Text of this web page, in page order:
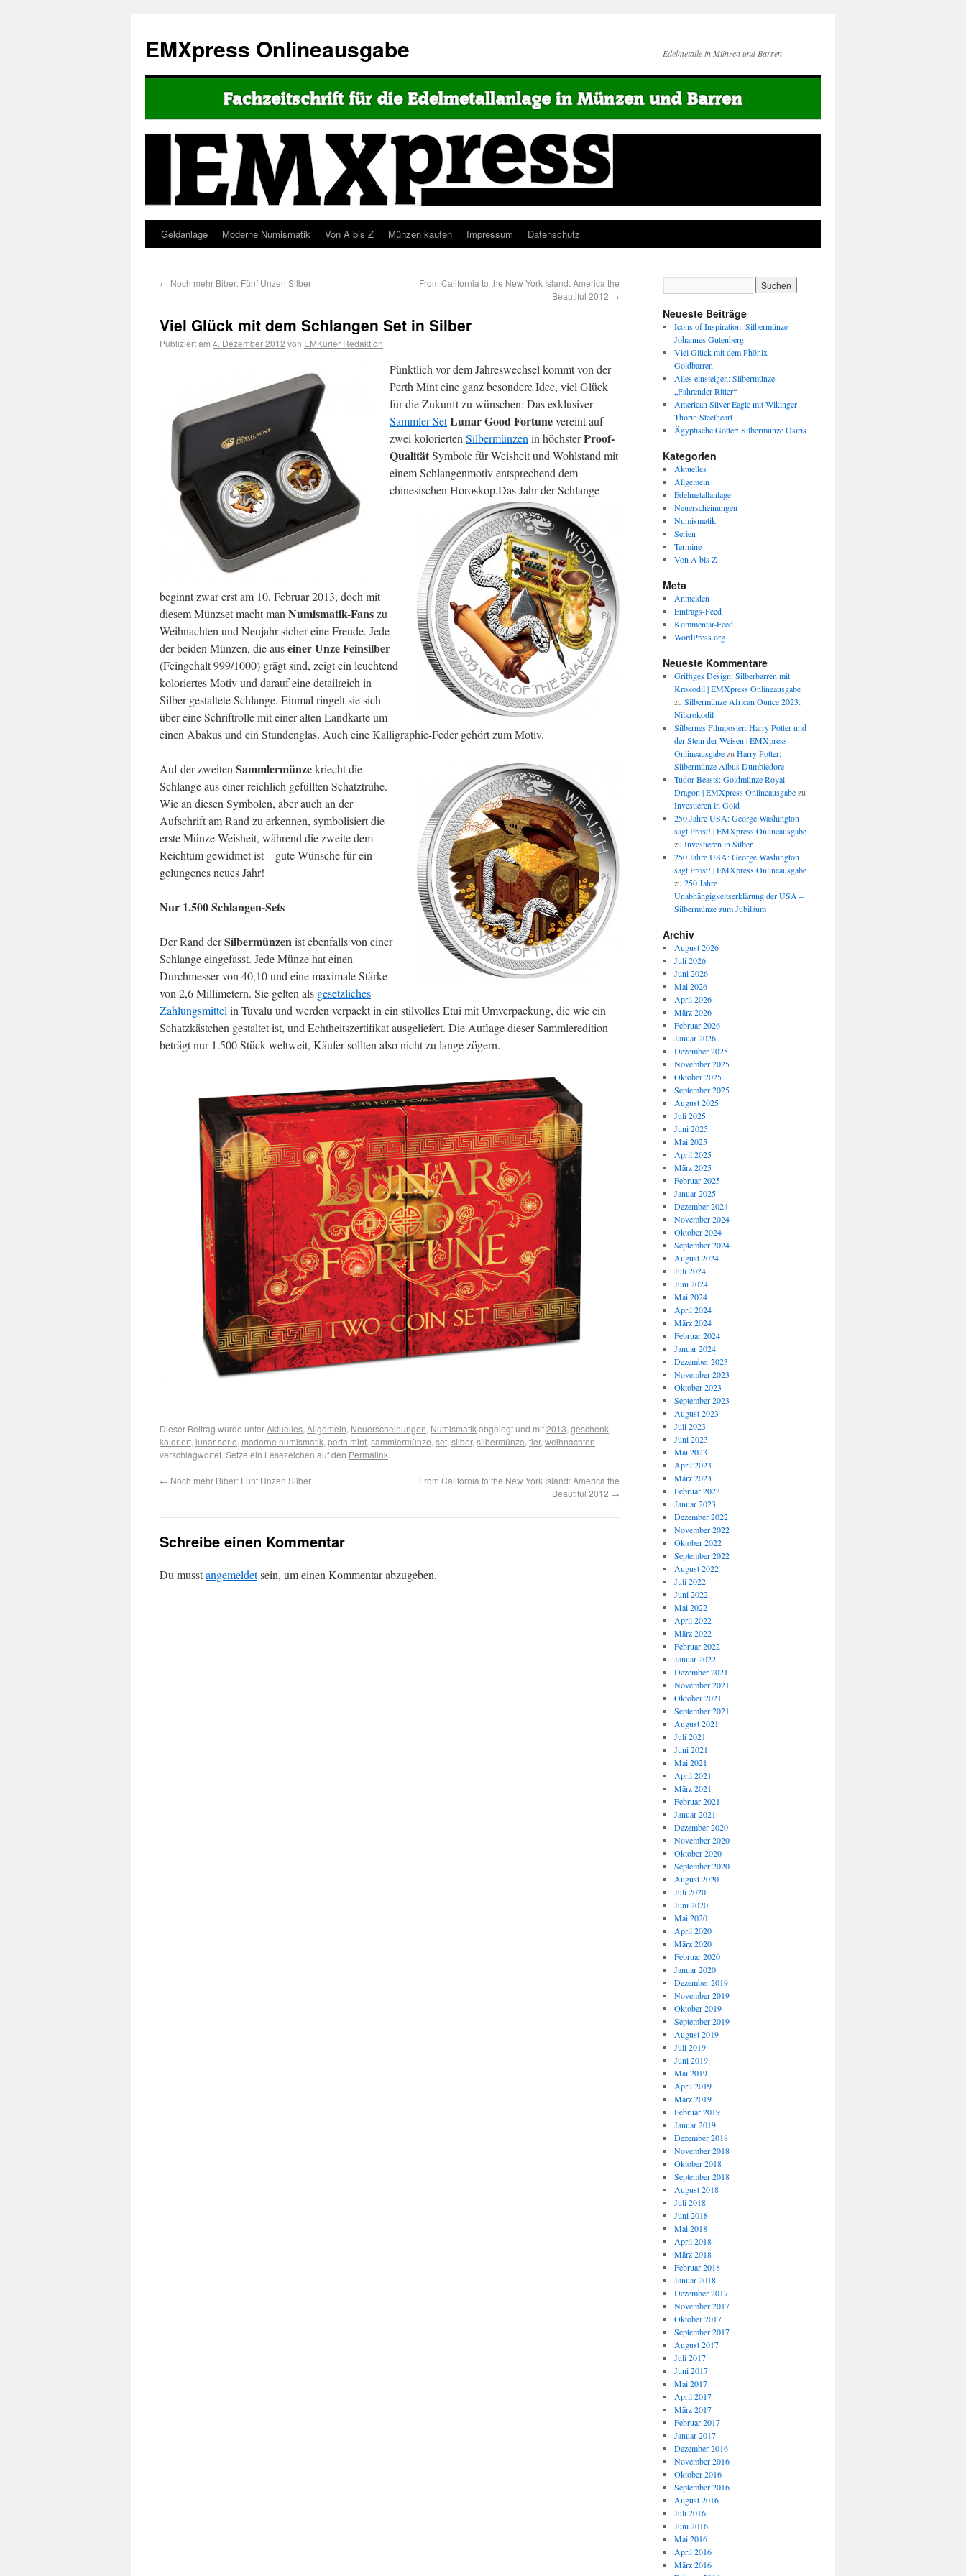
EMXpress Onlineausgabe Edelmetalle in Münzen und Barren
Geldanlage Moderne Numismatik Von A bis Z Münzen kaufen Impressum Datenschutz
← Noch mehr Biber: Fünf Unzen Silber
From California to the New York Island: America the
Beautiful 2012 →
Viel Glück mit dem Schlangen Set in Silber
Publiziert am 4. Dezember 2012 von EMKurier Redaktion
Pünktlich vor dem Jahreswechsel kommt von der
Perth Mint eine ganz besondere Idee, viel Glück
für die Zukunft zu wünschen: Das exklusiver
Sammler-SetLunar Good Fortunevereint auf
zwei kolorierten Silbermünzen in höchsterProof-
QualitätSymbole für Weisheit und Wohlstand mit
einem Schlangenmotiv entsprechend dem
chinesischen Horoskop.Das Jahr der Schlange
beginnt zwar erst am 10. Februar 2013, doch mit
diesem Münzset macht man Numismatik-Fanszu
Weihnachten und Neujahr sicher eine Freude. Jede
der beiden Münzen, die auseiner Unze Feinsilber
(Feingehalt 999/1000) grägt sind, zeigt ein leuchtend
koloriertes Motiv und darauf eine detailreich in
Silber gestaltete Schlange. Einmal ringelt sie sich
über eine Schriftrolle mit einer alten Landkarte um
einen Abakus und ein Stundenglas. Auch eine Kalligraphie-Feder gehört zum Motiv.
Auf der zweiten Sammlermünzekriecht die
Schlange aus einer reichlich gefüllten Schatztruhe.
Wie an diesen Symbolen, aber auch an der
Aufschrift am Rand zu erkennen, symbolisiert die
erste Münze Weisheit, während die zweite dem
Reichtum gewidmet ist – gute Wünsche für ein
gelungenes neues Jahr!
Nur 1.500 Schlangen-Sets
Der Rand derSilbermünzenist ebenfalls von einer
Schlange eingefasst. Jede Münze hat einen
Durchmesser von 40,10 und eine maximale Stärke
von 2,6 Millimetern. Sie gelten als gesetzliches
Zahlungsmittel in Tuvalu und werden verpackt in ein stilvolles Etui mit Umverpackung, die wie ein
Schatzkästchen gestaltet ist, und Echtheitszertifikat ausgeliefert. Die Auflage dieser Sammleredition
beträgt nur 1.500 Stück weltweit, Käufer sollten also nicht zu lange zögern.
Dieser Beitrag wurde unterAktuelles, Allgemein, Neuerscheinungen, Numismatikabgelegt und mit2013, geschenk,
koloriert, lunar serie, moderne numismatik, perth mint, sammlermünze, set, silber, silbermünze, tier, weihnachten
verschlagwortet. Setze ein Lesezeichen auf den Permalink.
← Noch mehr Biber: Fünf Unzen Silber
From California to the New York Island: America the
Beautiful 2012 →
Schreibe einen Kommentar
Du musstangemeldetsein, um einen Kommentar abzugeben.
Neueste Beiträge
Icons of Inspiration: Silbermünze
Johannes Gutenberg
Viel Glück mit dem Phönix-
Goldbarren
Alles einsteigen: Silbermünze
„Fahrender Ritter“
American Silver Eagle mit Wikinger
Thorin Steelheart
Ägyptische Götter: Silbermünze Osiris
Kategorien
Aktuelles
Allgemein
Edelmetallanlage
Neuerscheinungen
Numismatik
Serien
Termine
Von A bis Z
Meta
Anmelden
Eintrags-Feed
Kommentar-Feed
WordPress.org
Neueste Kommentare
Griffiges Design: Silberbarren mit
Krokodil | EMXpress Onlineausgabe
zu Silbermünze African Ounce 2023:
Nilkrokodil
Silbernes Filmposter: Harry Potter und
der Stein der Weisen | EMXpress
Onlineausgabezu Harry Potter:
Silbermünze Albus Dumbledore
Tudor Beasts: Goldmünze Royal
Dragon | EMXpress Onlineausgabezu
Investieren in Gold
250 Jahre USA: George Washington
sagt Prost! | EMXpress Onlineausgabe
zu Investieren in Silber
250 Jahre USA: George Washington
sagt Prost! | EMXpress Onlineausgabe
zu 250 Jahre
Unabhängigkeitserklärung der USA –
Silbermünze zum Jubiläum
Archiv
August 2026
Juli 2026
Juni 2026
Mai 2026
April 2026
März 2026
Februar 2026
Januar 2026
Dezember 2025
November 2025
Oktober 2025
September 2025
August 2025
Juli 2025
Juni 2025
Mai 2025
April 2025
März 2025
Februar 2025
Januar 2025
Dezember 2024
November 2024
Oktober 2024
September 2024
August 2024
Juli 2024
Juni 2024
Mai 2024
April 2024
März 2024
Februar 2024
Januar 2024
Dezember 2023
November 2023
Oktober 2023
September 2023
August 2023
Juli 2023
Juni 2023
Mai 2023
April 2023
März 2023
Februar 2023
Januar 2023
Dezember 2022
November 2022
Oktober 2022
September 2022
August 2022
Juli 2022
Juni 2022
Mai 2022
April 2022
März 2022
Februar 2022
Januar 2022
Dezember 2021
November 2021
Oktober 2021
September 2021
August 2021
Juli 2021
Juni 2021
Mai 2021
April 2021
März 2021
Februar 2021
Januar 2021
Dezember 2020
November 2020
Oktober 2020
September 2020
August 2020
Juli 2020
Juni 2020
Mai 2020
April 2020
März 2020
Februar 2020
Januar 2020
Dezember 2019
November 2019
Oktober 2019
September 2019
August 2019
Juli 2019
Juni 2019
Mai 2019
April 2019
März 2019
Februar 2019
Januar 2019
Dezember 2018
November 2018
Oktober 2018
September 2018
August 2018
Juli 2018
Juni 2018
Mai 2018
April 2018
März 2018
Februar 2018
Januar 2018
Dezember 2017
November 2017
Oktober 2017
September 2017
August 2017
Juli 2017
Juni 2017
Mai 2017
April 2017
März 2017
Februar 2017
Januar 2017
Dezember 2016
November 2016
Oktober 2016
September 2016
August 2016
Juli 2016
Juni 2016
Mai 2016
April 2016
März 2016